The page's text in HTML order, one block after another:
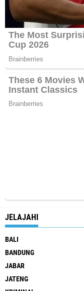
JELAJAHI
BALI
BANDUNG
JABAR
JATENG